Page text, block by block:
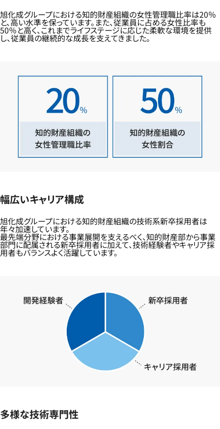
旭化成グループにおける知的財産組織の女性管理職比率は20％
と、高い水準を保っています。また、従業員に占める女性比率も
50％と高く、これまでライフステージに応じた柔軟な環境を提供
し、従業員の継続的な成長を支えてきました。
幅広いキャリア構成
旭化成グループにおける知的財産組織の技術系新卒採用者は
年々加速しています。
最先端分野における事業展開を支えるべく、知的財産部から事業
部門に配属される新卒採用者に加えて、技術経験者やキャリア採
用者もバランスよく活躍しています。
多様な技術専門性